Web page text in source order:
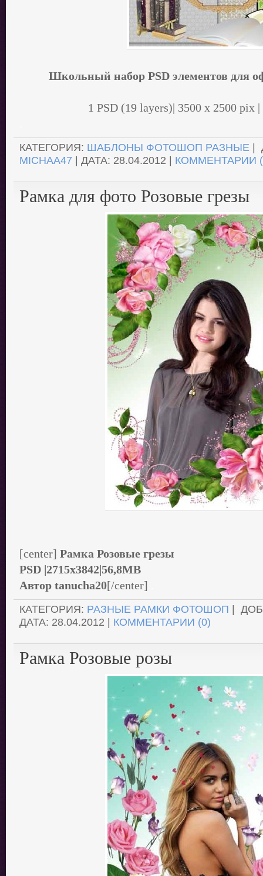
Школьный набор PSD элементов для
1 PSD (19 layers)| 3500 x 2500 pix
КАТЕГОРИЯ: ШАБЛОНЫ ФОТОШОП РАЗНЫЕ |
MICHAA47 | ДАТА: 28.04.2012 | КОММЕНТАРИИ
Рамка для фото Розовые грезы
[center] Рамка Розовые грезы
PSD |2715х3842|56,8MB
Автор tanucha20[/center]
КАТЕГОРИЯ: РАЗНЫЕ РАМКИ ФОТОШОП |
ДАТА: 28.04.2012 | КОММЕНТАРИИ (0)
Рамка Розовые розы